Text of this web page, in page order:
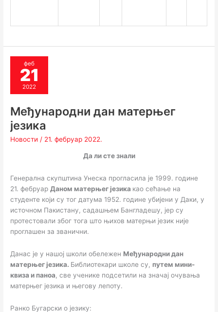
феб
21
2022
Међународни дан матерњег
језика
Новости / 21. фебруар 2022.
Да ли сте знали
Генерална скупштина Унеска прогласила је 1999. године
21. фебруарДаном матерњег језика као сећање на
студенте који су тог датума 1952. године убијени у Даки, у
источном Пакистану, садашњем Бангладешу, јер су
протестовали због тога што њихов матерњи језик није
проглашен за званични.
Данас је у нашој школи обележен Међународни дан
матерњег језика. Библиотекари школе су, путем мини-
квиза и паноа, све ученике подсетили на значај очувања
матерњег језика и његову лепоту.
Ранко Бугарски о језику: